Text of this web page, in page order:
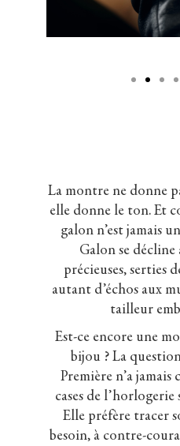
La montre ne donne
elle donne le ton. Et
galon n’est jamais
Galon se décline
précieuses, serties
autant d’échos aux
tailleur
Est-ce encore une
bijou ? La
Première n’a jamais
cases de
Elle préfère tracer
besoin, à contre-